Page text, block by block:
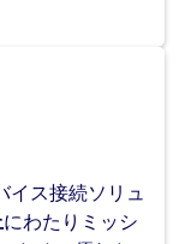
イス接続ソリュ
にわたりミッシ